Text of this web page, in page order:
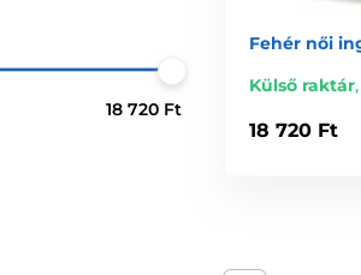
18 720 Ft
Fehér női
Külső raktár,
18 720 Ft